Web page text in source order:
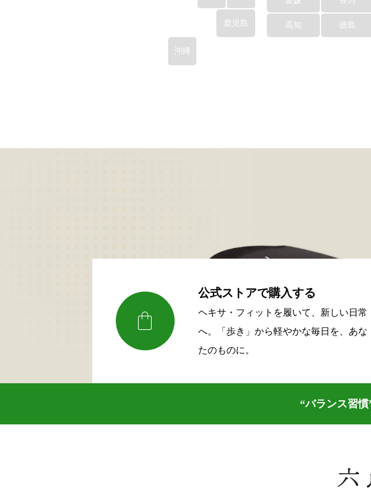
徳島
高知
鹿児島
沖縄

公式ストアで購入する
ヘキサ・フィットを履いて、新しい日常
へ。「歩き」から軽やかな毎日を、あな
たのものに。
“バランス習慣